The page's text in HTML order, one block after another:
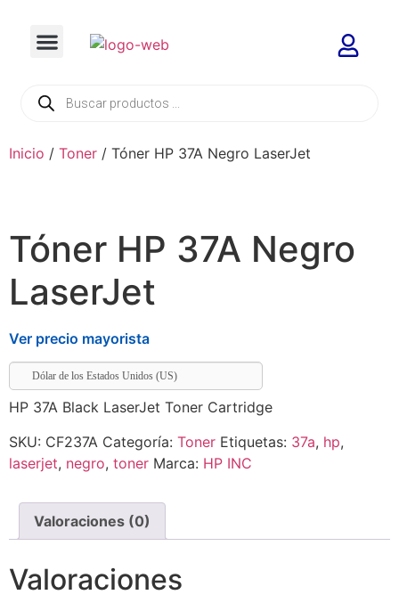
Inicio / Toner / Tóner HP 37A Negro LaserJet
Tóner HP 37A Negro
LaserJet
Ver precio mayorista
Dólar de los Estados Unidos (US)
HP 37A Black LaserJet Toner Cartridge
SKU: CF237A Categoría: Toner Etiquetas: 37a, hp,
laserjet, negro, toner Marca: HP INC
Valoraciones (0)
Valoraciones